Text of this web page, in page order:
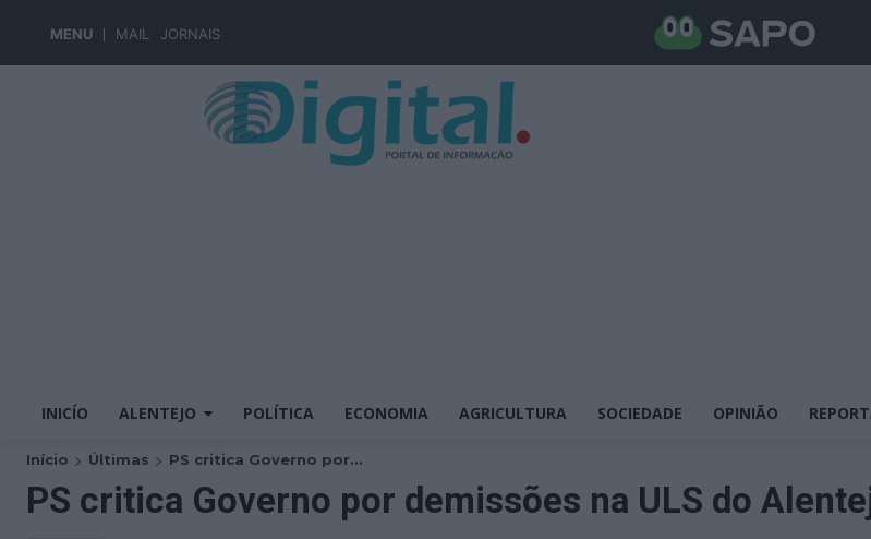
MENU MAIL JORNAIS
INICÍO ALENTEJO POLÍTICA ECONOMIA AGRICULTURA SOCIEDADE OPINIÃO
Início Últimas PS critica Governo por...
PS critica Governo por demissões na ULS do